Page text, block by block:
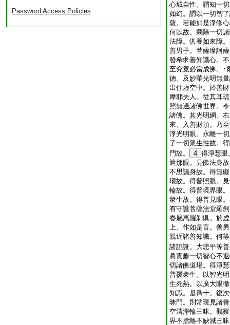
Password Access Policies
心城自性。謂知一
如幻。謂以一切智
薩。若能如是淨修
何以故。蠲除一切
法障。供養如來障
善男子。菩薩摩訶
發希求善知識心。
至究竟必當成佛。･
徳。及妙華光明無
出住虚空中。於善
摩耶夫人。從其耳
照無邊諸佛世界。
諸佛。其光明網。
來。入善財頂。乃
淨光明眼。永離一
了一切衆生性故。
門故。
4 得淨慧眼
遮那眼。見佛法身
不思議身故。得無
壞故。得普照眼。
輪故。得普境界眼
衆生故。得普見眼
有守護菩薩法堂羅
眷屬萬羅刹倶。於
上。作如是言。善
親近諸善知識。何
諸諂誑。大悲平等
眞實趣一切智心不
切諸佛道場。得淨
普覆衆生。以智光
生死熱。以廣大眼
知識。是爲十。復
昧門。則常現見諸
空清淨輪三昧。觀
界不捨離不缺減三